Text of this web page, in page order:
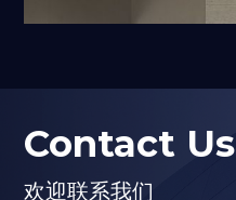
Contact Us
欢迎联系我们